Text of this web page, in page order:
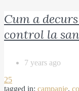
Cum a
control la san
7 years ago
25
tagged in: campanie,